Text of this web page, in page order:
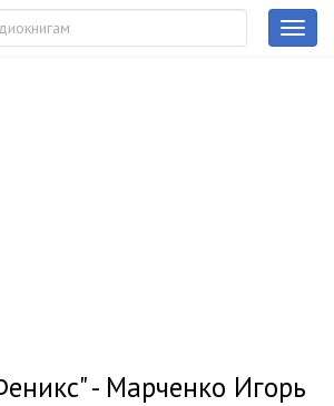
- Марченко Игорь